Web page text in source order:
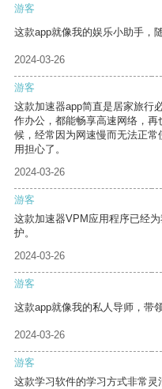
游客
这款app就像我的娱乐小助手，
2024-03-26
游客
这款加速器app简直是居家旅行
作办公，都能畅享高速网络，
候，经常因为网速慢而无法正
用担心了。
2024-03-26
游客
这款加速器VPM应用程序已经
护。
2024-03-26
游客
这款app就像我的私人导师，带
2024-03-26
游客
这款学习软件的学习方式非常